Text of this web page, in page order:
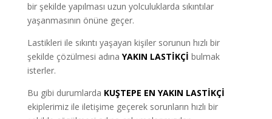
bir şekilde yapılması uzun yolculuklarda sıkıntılar
yaşanmasının önüne geçer.
Lastikleri ile sıkıntı yaşayan kişiler sorunun hızlı bir
şekilde çözülmesi adına YAKIN LASTİKÇİ bulmak
isterler.
Bu gibi durumlarda KUŞTEPE EN YAKIN LASTİKÇİ
ekiplerimiz ile iletişime geçerek sorunların hızlı bir